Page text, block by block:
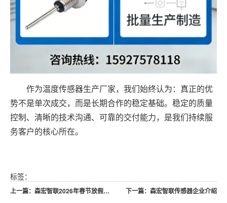
作为温度传感器生产厂家，我们始终认为：真正的优
势不是单次成交，而是长期合作的稳定基础。稳定的质量
控制、清晰的技术沟通、可靠的交付能力，是我们持续服
务客户的核心所在。
标签：
上一篇：森宏智联2026年春节放假安排通知 下一篇：森宏智联传感器企业介绍